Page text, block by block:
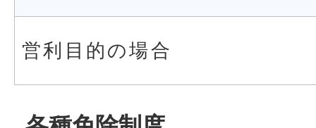
営利目的の場合